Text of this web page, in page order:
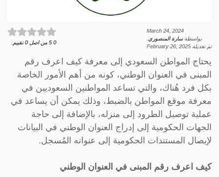
March 24, 2024
بواسطةسارة المنصوري
تم تعديله February 26, 2025
0
5 من اصل 0 تقييم.
يحتاج المواطن السعودي إلى معرفة كيف اعرف رقم
المبنى في العنوان الوطني، كونه من أهم الأمور الخاصة
بكل فرد هُناك، والتي تساعد المواطنين السعوديين في
معرفة موقع المواطن بالضبط، وذلك يمكن أن يساعد في
عملية توصيل الطرود إلى منزله، بالإضافة إلى حاجة
الجهات الحكومية إلى إدراج العنوان الوطني في البيانات
لإيصال المستندات الحكومية إلى عنوانه المُسجل.
كيف اعرف رقم المبنى في العنوان الوطني